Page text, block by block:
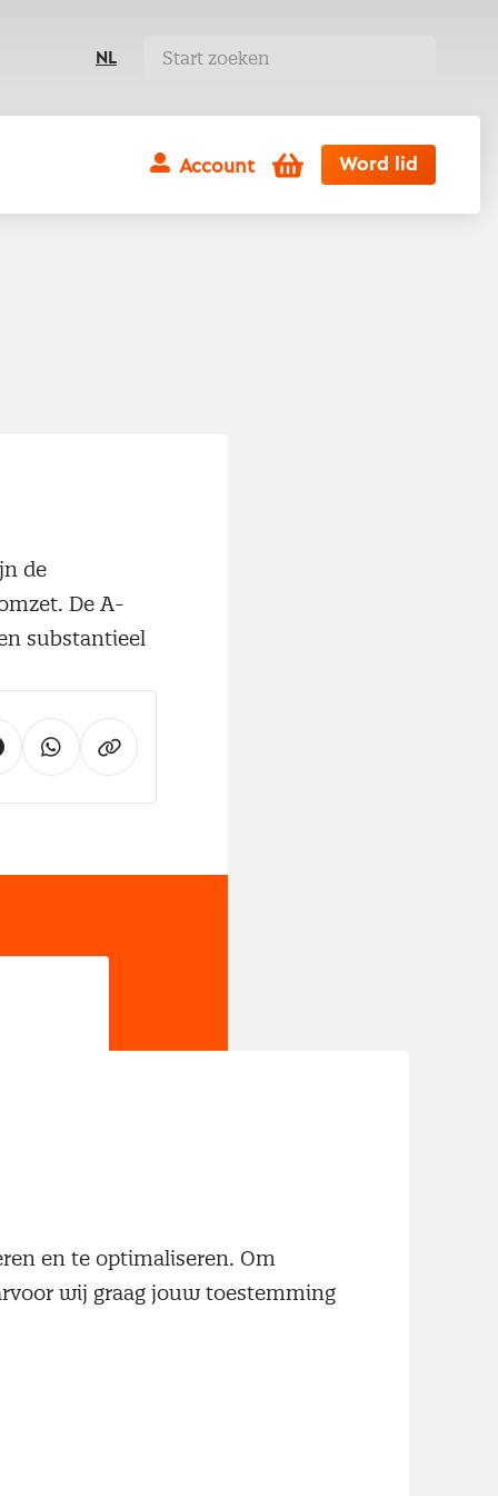
NL
Account Winkelwagen
Word lid
de
De A-
substantieel
en te optimaliseren. Om
wij graag jouw toestemming